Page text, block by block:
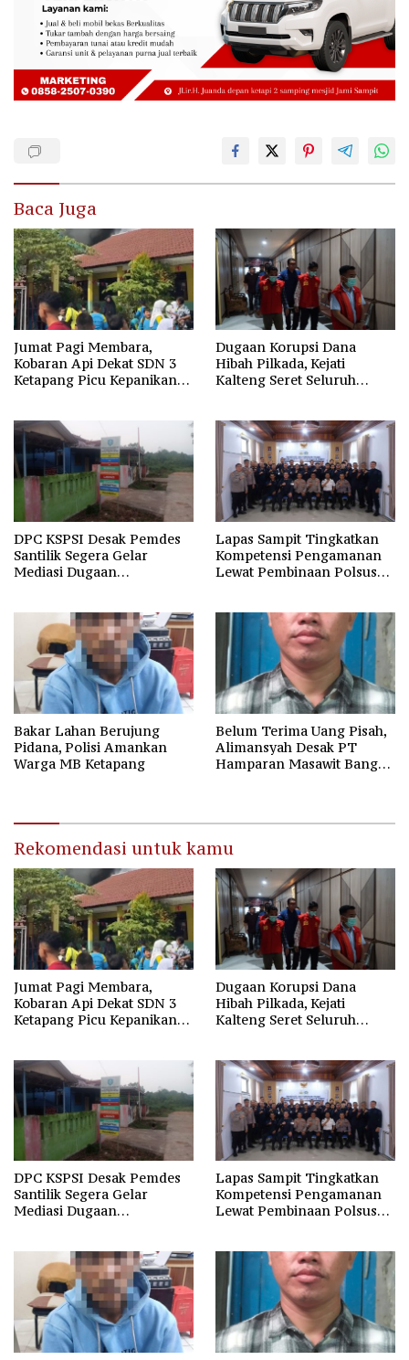
Baca Juga
Jumat Pagi Membara,
Kobaran Api Dekat SDN 3
Ketapang Picu Kepanikan
Dugaan Korupsi Dana
Hibah Pilkada, Kejati
Kalteng Seret Seluruh
DPC KSPSI Desak Pemdes
Santilik Segera Gelar
Mediasi Dugaan
Lapas Sampit Tingkatkan
Kompetensi Pengamanan
Lewat Pembinaan Polsus
Bakar Lahan Berujung
Pidana, Polisi Amankan
Warga MB Ketapang
Belum Terima Uang Pisah,
Alimansyah Desak PT
Hamparan Masawit Bangun
Rekomendasi untuk kamu
Jumat Pagi Membara,
Kobaran Api Dekat SDN 3
Ketapang Picu Kepanikan
Dugaan Korupsi Dana
Hibah Pilkada, Kejati
Kalteng Seret Seluruh
DPC KSPSI Desak Pemdes
Santilik Segera Gelar
Mediasi Dugaan
Lapas Sampit Tingkatkan
Kompetensi Pengamanan
Lewat Pembinaan Polsus